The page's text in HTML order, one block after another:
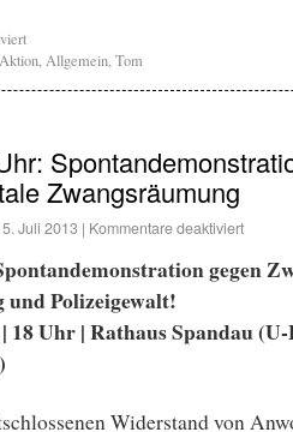
Aktion,Allgemein,Tom
Zwangsräumung
Juli 2013 | Kommentare deaktiviert
gegen
Polizeigewalt!
18 Uhr | Rathaus Spandau
Widerstand von